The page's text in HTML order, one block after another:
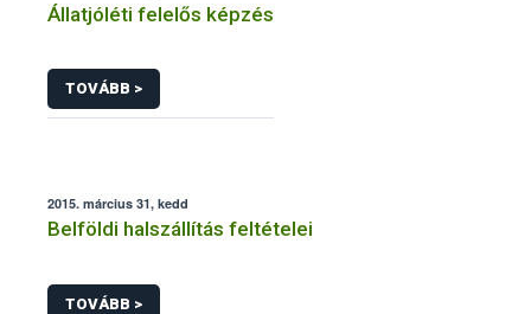
Állatjóléti felelős képzés
TOVÁBB >
2015. március 31, kedd
Belföldi halszállítás feltételei
TOVÁBB >